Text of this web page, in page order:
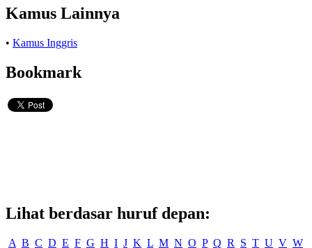
Kamus Lainnya
• Kamus Inggris
Bookmark
Lihat berdasar huruf depan:
A B C D E F G H I J K L M N O P Q R S T U V W